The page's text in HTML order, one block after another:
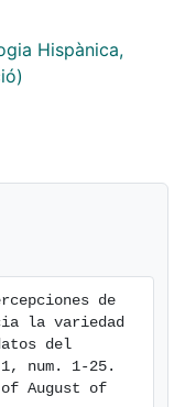
encuentra la
con la
grado de
cultas,
en la
Por lo que
a un sexto
A
directa e
hacia la variedad
sino también a
Las
mayoría de las
más jóvenes
andina en la
Hispànica,
de
la variedad
del
num. 1-25.
August of